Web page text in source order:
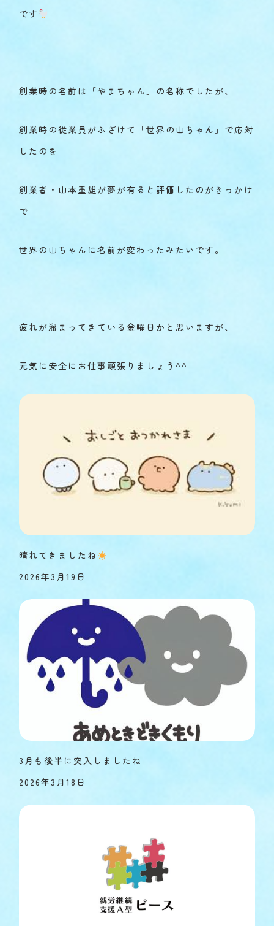
です
創業時の名前は「やまちゃん」の名称でしたが、
創業時の従業員がふざけて「世界の山ちゃん」で応対
したのを
創業者・山本重雄が夢が有ると評価したのがきっかけ
で
世界の山ちゃんに名前が変わったみたいです。
疲れが溜まってきている金曜日かと思いますが、
元気に安全にお仕事頑張りましょう^^
晴れてきましたね
2026年3月19日
3月も後半に突入しましたね
2026年3月18日